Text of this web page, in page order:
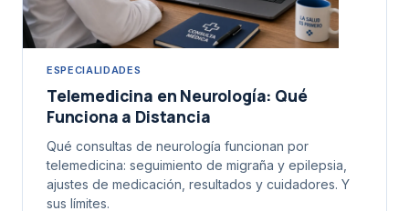
ESPECIALIDADES
Telemedicina en Neurología: Qué
Funciona a Distancia
Qué consultas de neurología funcionan por
telemedicina: seguimiento de migraña y epilepsia,
ajustes de medicación, resultados y cuidadores. Y
sus límites.